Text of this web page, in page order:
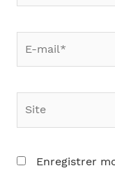
mail*
Enregistrer